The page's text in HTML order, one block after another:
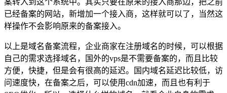
已经备案的网站，新增加一个接入商，这样就可以了，当然这
样操作不会影响原来的备案接入。
以上是域名备案流程，企业商家在注册域名的时候，可以根据
自己的需求选择域名，国外的vps是不需要备案的，而且比较
方便，快捷，但是会有很高的延迟。国内域名延迟比较低，访
问速度快，在备案之后，可以使用cdn加速，而且也有利于